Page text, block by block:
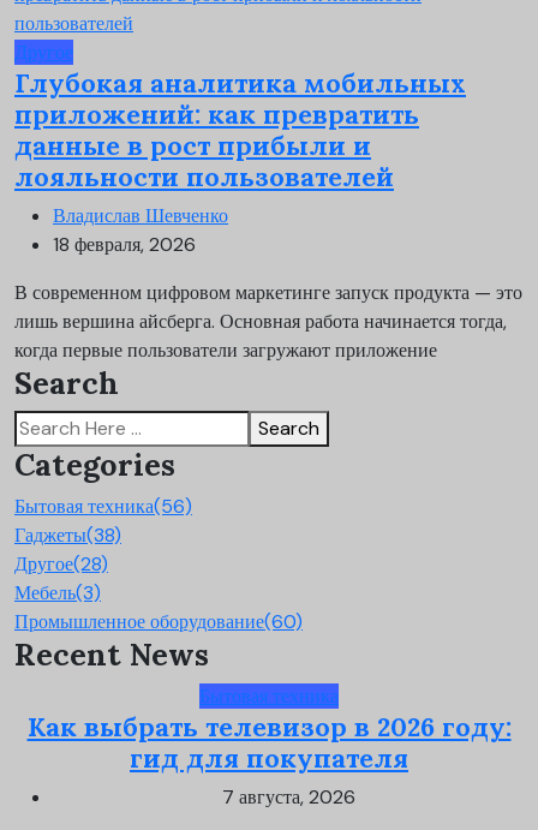
Другое
Глубокая аналитика мобильных
приложений: как превратить
данные в рост прибыли и
лояльности пользователей
Владислав Шевченко
18 февраля, 2026
В современном цифровом маркетинге запуск продукта — это
лишь вершина айсберга. Основная работа начинается тогда,
когда первые пользователи загружают приложение
Search
Search
Categories
Бытовая техника(56)
Гаджеты(38)
Другое(28)
Мебель(3)
Промышленное оборудование(60)
Recent News
Бытовая техника
Как выбрать телевизор в 2026 году:
гид для покупателя
7 августа, 2026